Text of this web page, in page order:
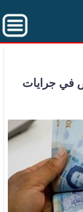
في جرايات